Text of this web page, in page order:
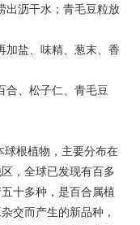
沥干水；青毛豆粒放
盐、味精、葱末、香
、松子仁、青毛豆
球根植物，主要分布在
，全球已发现有百多
十多种，是百合属植
交而产生的新品种，